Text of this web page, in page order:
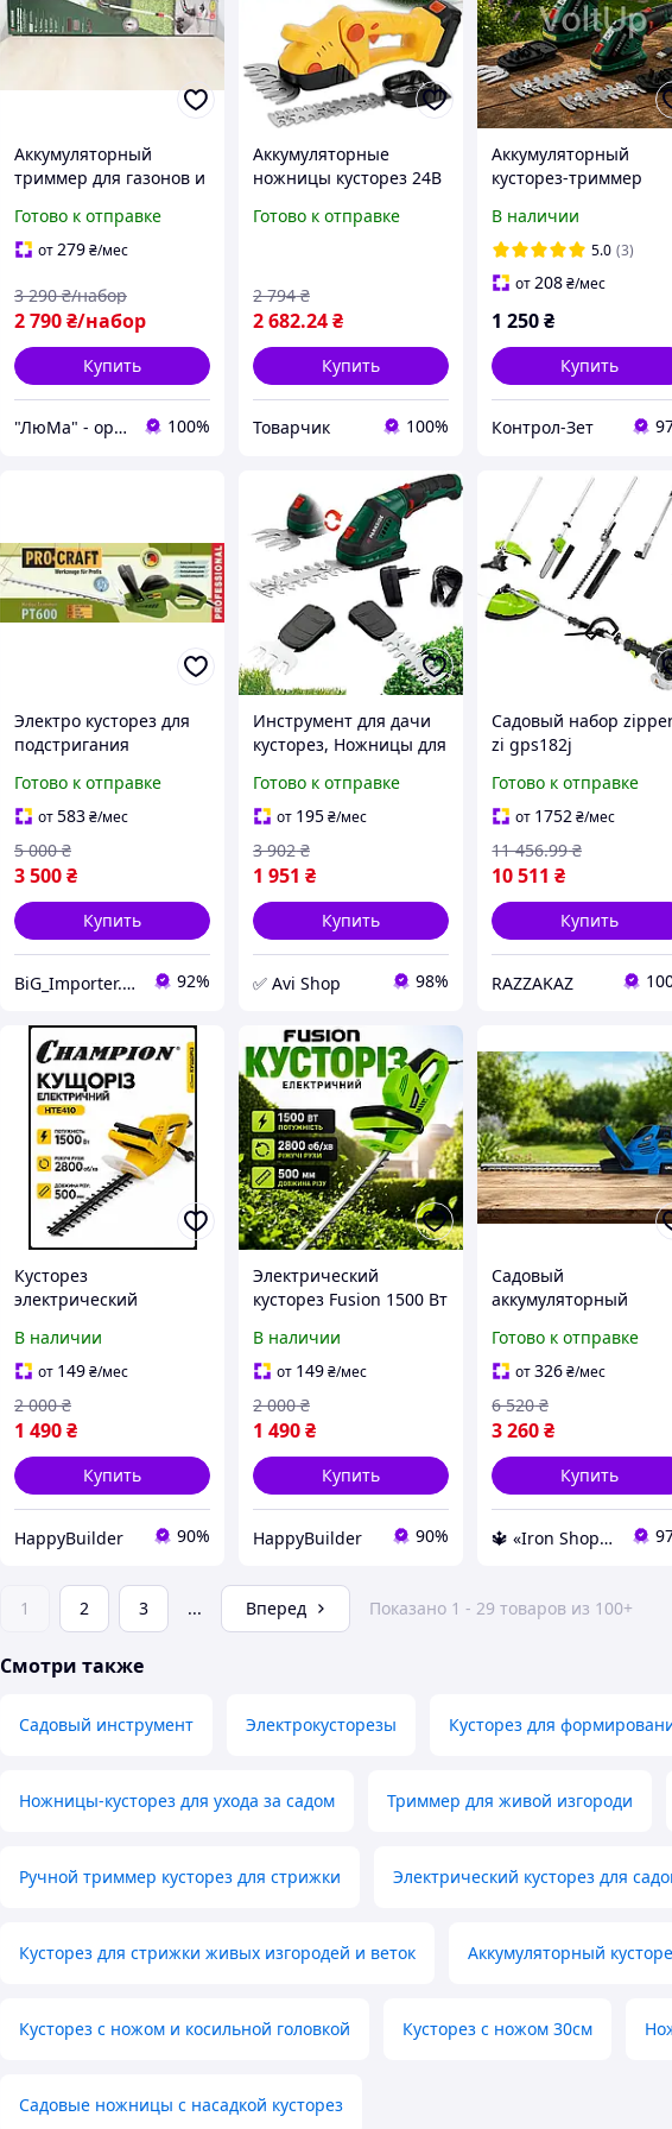
Аккумуляторный
триммер для газонов и
Parkside PGSA 12 A1
Ножницы для травы и
Готово к отправке
от279₴/мес
2 790₴/набор
3 290 ₴/набор
Купить
"ЛюМа" - оригинальные инструменты из Европы 100%
Аккумуляторные
ножницы кусторез 24В
для травы и живой
Готово к отправке
2 682.24₴
2 794 ₴
Купить
Товарчик 100%
Аккумуляторный
кусторез-триммер
- садовые ножницы
травы и кустов 4 В с
USB-C зарядкой
В наличии
5.0 (3)
от208₴/мес
1 250₴
Купить
Контрол-Зет
Электро кусторез для
подстригания
Procraft PT600, Сетевой
кусторез, Электро
ножницы садовые
Готово к отправке
от583₴/мес
3 500₴
5 000 ₴
Купить
BiG_Importer.UA 92%
Инструмент для дачи
кусторез, Ножницы для
изгороди, Триммер для
растений 2в1, STK
Готово к отправке
от 195₴/мес
1 951 ₴
3 902 ₴
Купить
✅ Avi Shop 98%
Садовый набор
zi gps182j
бензиновая 1650 вт 4
насадки для ухода за
садом
Готово к отправке
от 1752₴/мес
10 511 ₴
11 456.99 ₴
Купить
RAZZAKAZ
Кусторез
электрический
мм садовый триммер
для кустов живой
изгороди
электроножницы для
обрезки веток 18 мм La
В наличии
от 149₴/мес
1 490₴
2 000 ₴
Купить
HappyBuilder 90%
Электрический
кусторез Fusion 1500 Вт
живой изгороди
садовый триммер для
кустов и обрезки веток
18 мм Lasercut
В наличии
от 149₴/мес
1 490₴
2 000 ₴
Купить
HappyBuilder 90%
Садовый
аккумуляторный
кустов огорода
растений сада
Кусторезы с
аккумулятором 36V
Готово к отправке
от326₴/мес
3 260₴
6 520 ₴
Купить
🔱 «Iron Shop» Компетентность! Качество товара! Быстрая отправка! ✅
1 2 3 ... Вперед Показано 1 - 29 товаров из 100+
Смотри также
Садовый инструмент Электрокусторезы Кусторез для
Ножницы-кусторез для ухода за садом Триммер для живой изгороди
Ручной триммер кусторез для стрижки Электрический кусторез для
Кусторез для стрижки живых изгородей и веток Аккумуляторный
Кусторез с ножом и косильной головкой Кусторез с ножом 30см
Садовые ножницы с насадкой кусторез